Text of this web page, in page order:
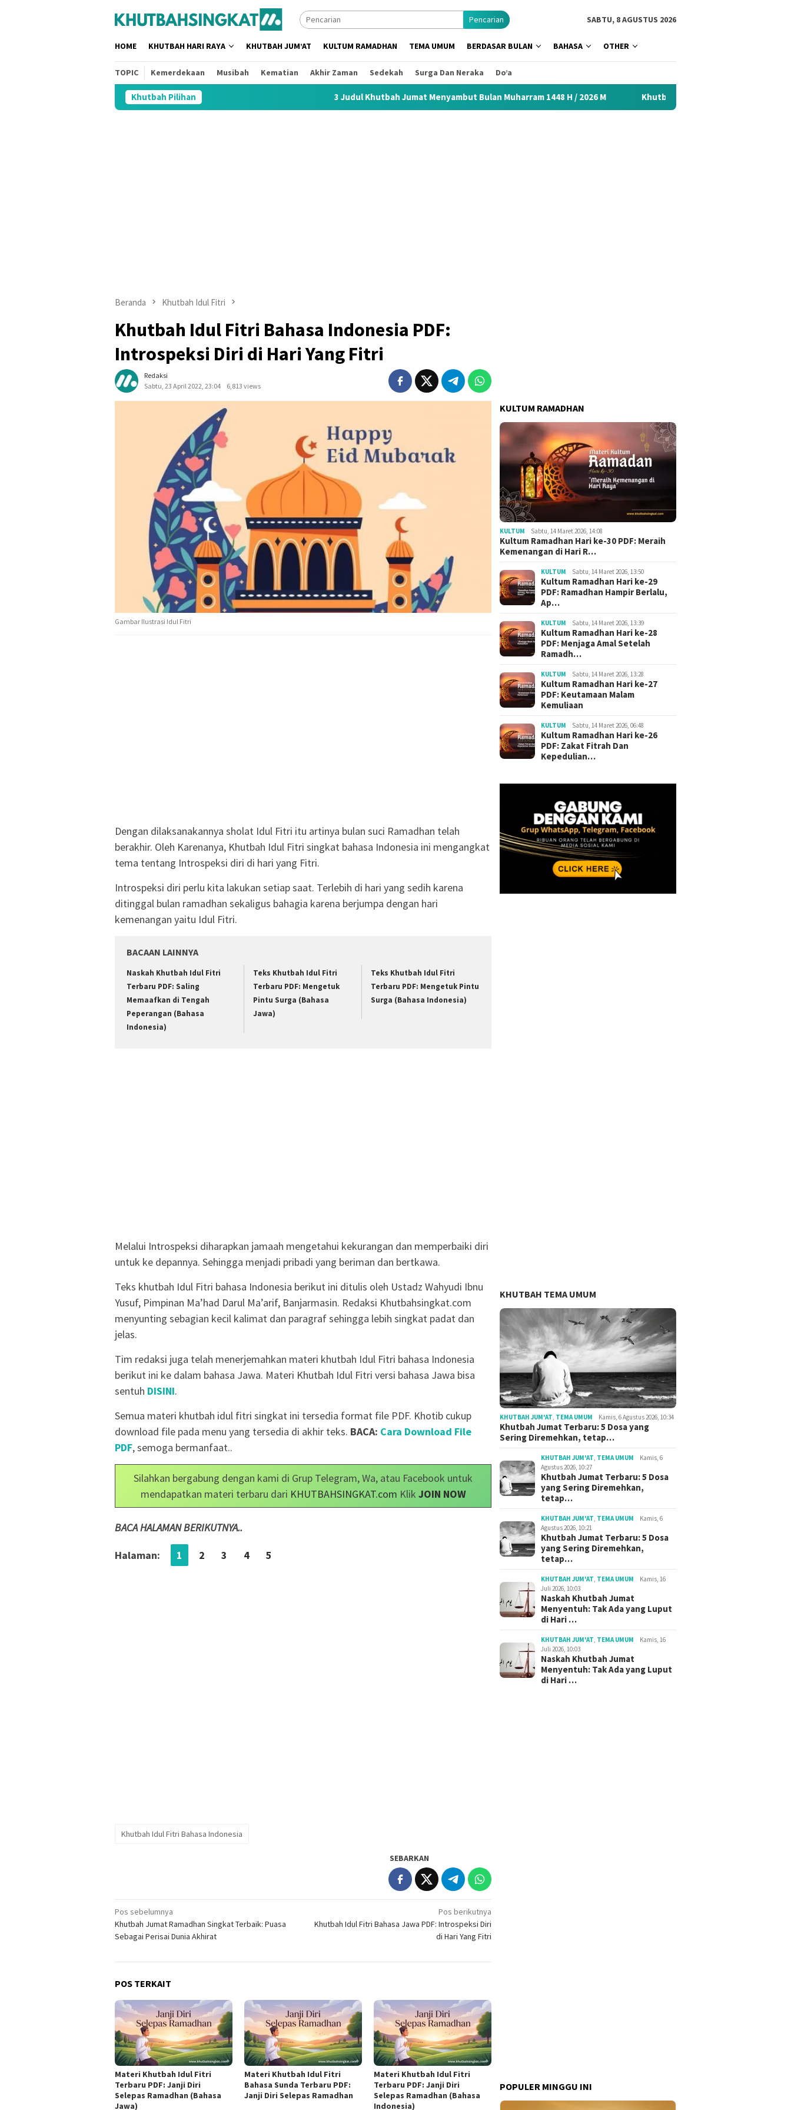
Pencarian SABTU, 8 AGUSTUS 2026
HOME KHUTBAH HARI RAYA KHUTBAH JUM’AT KULTUM RAMADHAN TEMA UMUM BERDASAR BULAN BAHASA OTHER
TOPIC Kemerdekaan Musibah Kematian Akhir Zaman Sedekah Surga Dan Neraka Do’a
Khutbah Pilihan 3 Judul Khutbah Jumat Menyambut Bulan Muharram 1448 H / 2026 M Khutbah Idul Fitri 2026 Menyentuh Hati: Kumpulan
Beranda Khutbah Idul Fitri
Khutbah Idul Fitri Bahasa Indonesia PDF:
Introspeksi Diri di Hari Yang Fitri
Redaksi
Sabtu, 23 April 2022, 23:04
6,813 views
Gambar Ilustrasi Idul Fitri
Dengan dilaksanakannya sholat Idul Fitri itu artinya bulan suci Ramadhan telah
berakhir. Oleh Karenanya, Khutbah Idul Fitri singkat bahasa Indonesia ini mengangkat
tema tentang Introspeksi diri di hari yang Fitri.
Introspeksi diri perlu kita lakukan setiap saat. Terlebih di hari yang sedih karena
ditinggal bulan ramadhan sekaligus bahagia karena berjumpa dengan hari
kemenangan yaitu Idul Fitri.
BACAAN LAINNYA
Naskah Khutbah Idul Fitri
Terbaru PDF: Saling
Memaafkan di Tengah
Peperangan (Bahasa
Indonesia)
Teks Khutbah Idul Fitri
Terbaru PDF: Mengetuk
Pintu Surga (Bahasa
Jawa)
Teks Khutbah Idul Fitri
Terbaru PDF: Mengetuk Pintu
Surga (Bahasa Indonesia)
Melalui Introspeksi diharapkan jamaah mengetahui kekurangan dan memperbaiki diri
untuk ke depannya. Sehingga menjadi pribadi yang beriman dan bertkawa.
Teks khutbah Idul Fitri bahasa Indonesia berikut ini ditulis oleh Ustadz Wahyudi Ibnu
Yusuf, Pimpinan Ma’had Darul Ma’arif, Banjarmasin. Redaksi Khutbahsingkat.com
menyunting sebagian kecil kalimat dan paragraf sehingga lebih singkat padat dan
jelas.
Tim redaksi juga telah menerjemahkan materi khutbah Idul Fitri bahasa Indonesia
berikut ini ke dalam bahasa Jawa. Materi Khutbah Idul Fitri versi bahasa Jawa bisa
sentuh DISINI.
Semua materi khutbah idul fitri singkat ini tersedia format file PDF. Khotib cukup
download file pada menu yang tersedia di akhir teks. BACA: Cara Download File
PDF, semoga bermanfaat..
Silahkan bergabung dengan kami di Grup Telegram, Wa, atau Facebook untuk
mendapatkan materi terbaru dari KHUTBAHSINGKAT.com Klik JOIN NOW
BACA HALAMAN BERIKUTNYA..
Halaman: 1 2 3 4 5
Khutbah Idul Fitri Bahasa Indonesia
SEBARKAN
Navigasi
pos
Pos sebelumnya
Khutbah Jumat Ramadhan Singkat Terbaik: Puasa
Sebagai Perisai Dunia Akhirat
Pos berikutnya
Khutbah Idul Fitri Bahasa Jawa PDF: Introspeksi Diri
di Hari Yang Fitri
POS TERKAIT
Materi Khutbah Idul Fitri
Terbaru PDF: Janji Diri
Selepas Ramadhan (Bahasa
Jawa)
Materi Khutbah Idul Fitri
Bahasa Sunda Terbaru PDF:
Janji Diri Selepas Ramadhan
Materi Khutbah Idul Fitri
Terbaru PDF: Janji Diri
Selepas Ramadhan (Bahasa
Indonesia)
KULTUM RAMADHAN
KULTUM Sabtu, 14 Maret 2026, 14:08
Kultum Ramadhan Hari ke-30 PDF: Meraih
Kemenangan di Hari R…
KULTUM Sabtu, 14 Maret 2026, 13:50
Kultum Ramadhan Hari ke-29
PDF: Ramadhan Hampir Berlalu,
Ap…
KULTUM Sabtu, 14 Maret 2026, 13:39
Kultum Ramadhan Hari ke-28
PDF: Menjaga Amal Setelah
Ramadh…
KULTUM Sabtu, 14 Maret 2026, 13:28
Kultum Ramadhan Hari ke-27
PDF: Keutamaan Malam
Kemuliaan
KULTUM Sabtu, 14 Maret 2026, 06:48
Kultum Ramadhan Hari ke-26
PDF: Zakat Fitrah Dan
Kepedulian…
KHUTBAH TEMA UMUM
KHUTBAH JUM'AT, TEMA UMUM Kamis, 6 Agustus 2026, 10:34
Khutbah Jumat Terbaru: 5 Dosa yang
Sering Diremehkan, tetap…
KHUTBAH JUM'AT, TEMA UMUM
Kamis, 6
Agustus 2026, 10:27
Khutbah Jumat Terbaru: 5 Dosa
yang Sering Diremehkan,
tetap…
KHUTBAH JUM'AT, TEMA UMUM
Kamis, 6
Agustus 2026, 10:21
Khutbah Jumat Terbaru: 5 Dosa
yang Sering Diremehkan,
tetap…
KHUTBAH JUM'AT, TEMA UMUM
Kamis, 16
Juli 2026, 10:03
Naskah Khutbah Jumat
Menyentuh: Tak Ada yang Luput
di Hari …
KHUTBAH JUM'AT, TEMA UMUM
Kamis, 16
Juli 2026, 10:03
Naskah Khutbah Jumat
Menyentuh: Tak Ada yang Luput
di Hari …
POPULER MINGGU INI